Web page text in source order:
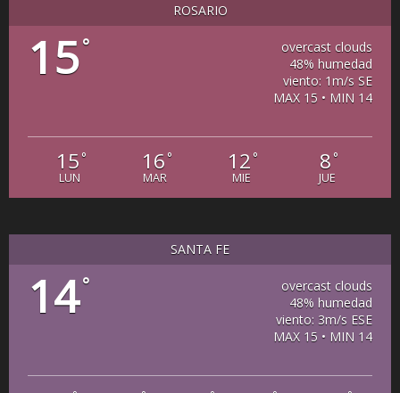
ROSARIO
15°
overcast clouds
48% humedad
viento: 1m/s SE
MAX 15 • MIN 14
15°
LUN
16°
MAR
12°
MIE
8°
JUE
SANTA FE
14°
overcast clouds
48% humedad
viento: 3m/s ESE
MAX 15 • MIN 14